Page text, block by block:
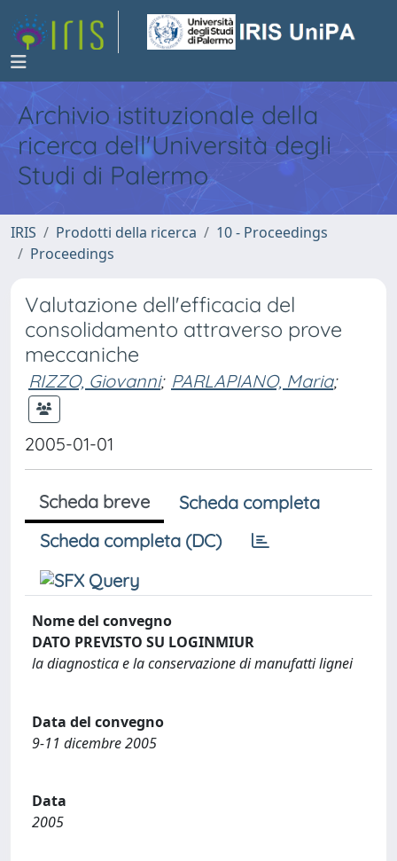
Archivio istituzionale della
ricerca dell'Università degli
Studi di Palermo
IRIS Prodotti della ricerca
10 - Proceedings
Proceedings
Valutazione dell'efficacia del
consolidamento attraverso prove
meccaniche
RIZZO, Giovanni; PARLAPIANO, Maria;
2005-01-01
Scheda breve
Scheda completa
Scheda completa (DC)
Nome del convegno
DATO PREVISTO SU LOGINMIUR
la diagnostica e la conservazione di manufatti lignei
Data del convegno
9-11 dicembre 2005
Data
2005